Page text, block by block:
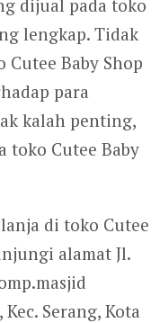
dijual pada toko
lengkap. Tidak
Baby Shop
para
kalah penting,
toko Cutee Baby
di toko Cutee
alamat Jl.
Serang, Kota